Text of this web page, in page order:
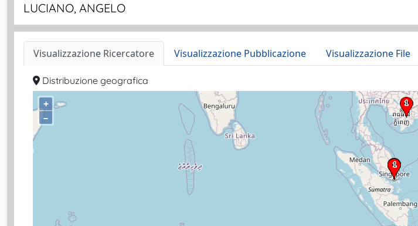
LUCIANO, ANGELO
Visualizzazione Ricercatore Visualizzazione Pubblicazione Visualizzazione File
Distribuzione geografica
+
–